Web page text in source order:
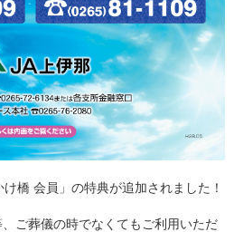
橋 会員」の特典が追加されました！
ご葬儀の時でなくてもご利用いただ